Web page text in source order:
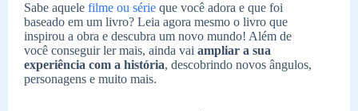
Sabe aquele filme ou série que você adora e que foi
baseado em um livro? Leia agora mesmo o livro que
inspirou a obra e descubra um novo mundo! Além de
você conseguir ler mais, ainda vai ampliar a sua
experiência com a história, descobrindo novos ângulos,
personagens e muito mais.